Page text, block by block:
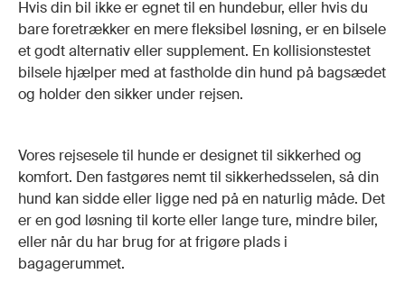
Hvis din bil ikke er egnet til en hundebur, eller hvis du
bare foretrækker en mere fleksibel løsning, er en bilsele
et godt alternativ eller supplement. En kollisionstestet
bilsele hjælper med at fastholde din hund på bagsædet
og holder den sikker under rejsen.
Vores rejsesele til hunde er designet til sikkerhed og
komfort. Den fastgøres nemt til sikkerhedsselen, så din
hund kan sidde eller ligge ned på en naturlig måde. Det
er en god løsning til korte eller lange ture, mindre biler,
eller når du har brug for at frigøre plads i
bagagerummet.